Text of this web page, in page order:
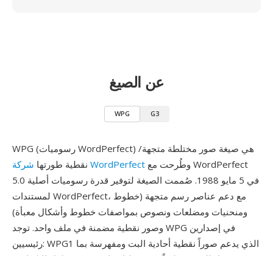
عن الصيغ
WPG G3
WPG (رسوميات WordPerfect) هي صيغة صور مختلطة متجهة/
نقطية طورتها شركة WordPerfect
5.0 في 5 مايو 1988. صُممت الصيغة لتوفير قدرة رسوميات أصلية
لمستندات WordPerfect، مع دعم عناصر رسم متجهة (خطوط
ومنحنيات ومضلعات ونصوص بمواصفات خطوط وأشكال معبأة)
وصور نقطية مضمنة في ملف واحد. توجد WPG في إصدارين
رئيسيين: WPG1 الذي يدعم صوراً نقطية أحادية البت ومفهرسة بما